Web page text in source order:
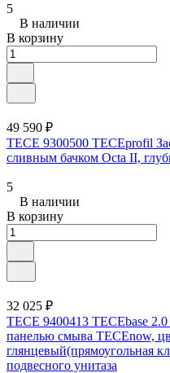
5
В наличии
В корзину
49 590 ₽
TECE 9300500 TECEprofil
сливным бачком Octa II,
5
В наличии
В корзину
32 025 ₽
TECE 9400413 TECEbase
панелью смыва ТЕСЕnow,
глянцевый(прямоугольная
подвесного унитаза